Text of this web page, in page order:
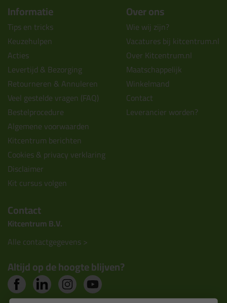
Informatie
Tips en tricks
Keuzehulpen
Acties
Levertijd & Bezorging
Retourneren & Annuleren
Veel gestelde vragen (FAQ)
Bestelprocedure
Algemene voorwaarden
Kitcentrum berichten
Cookies & privacy verklaring
Disclaimer
Kit cursus volgen
Over ons
Wie wij zijn?
Vacatures bij kitcentrum.nl
Over Kitcentrum.nl
Maatschappelijk
Winkelmand
Contact
Leverancier worden?
Contact
Kitcentrum B.V.
Alle contactgegevens >
Altijd op de hoogte blijven?